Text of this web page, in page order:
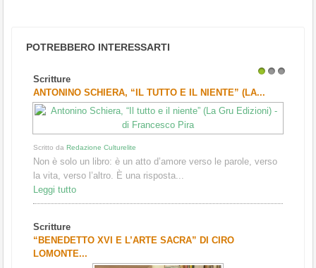
POTREBBERO INTERESSARTI
Scritture
ANTONINO SCHIERA, “IL TUTTO E IL NIENTE” (LA...
Scritto da Redazione Culturelite
Non è solo un libro: è un atto d’amore verso le parole, verso
la vita, verso l’altro. È una risposta...
Leggi tutto
Scritture
“BENEDETTO XVI E L’ARTE SACRA” DI CIRO
LOMONTE...